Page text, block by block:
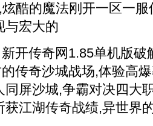
酷的魔法刚开一区一
与宏大的
开传奇网1.85单机版破
传奇沙城战场,体验高
同屏沙城,争霸对决四大
获江湖传奇战绩,异世界